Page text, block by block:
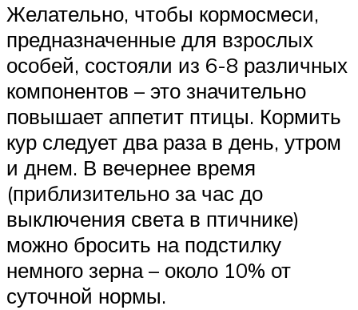
Желательно, чтобы кормосмеси,
предназначенные для взрослых
особей, состояли из 6-8 различных
компонентов – это значительно
повышает аппетит птицы. Кормить
кур следует два раза в день, утром
и днем. В вечернее время
(приблизительно за час до
выключения света в птичнике)
можно бросить на подстилку
немного зерна – около 10% от
суточной нормы.